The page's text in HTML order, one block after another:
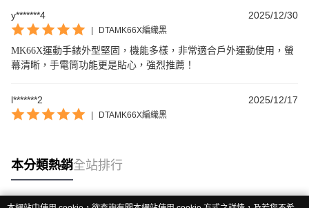
y*******4
2025/12/30
DTAMK66X編織黑
MK66X運動手錶外型堅固，機能多樣，非常適合戶外運動使用，螢
幕清晰，手電筒功能更是貼心，強烈推薦！
l*******2 2025/12/17
DTAMK66X編織黑
本分類熱銷全站排行